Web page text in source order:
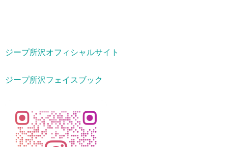
ジープ所沢オフィシャルサイト
ジープ所沢フェイスブック